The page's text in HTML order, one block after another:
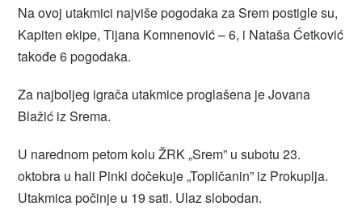
Na ovoj utakmici najviše pogodaka za Srem postigle su,
Kapiten ekipe, Tijana Komnenović – 6, i Nataša Ćetković
takođe 6 pogodaka.
Za najboljeg igrača utakmice proglašena je Jovana
Blažić iz Srema.
U narednom petom kolu ŽRK „Srem” u subotu 23.
oktobra u hali Pinki dočekuje „Topličanin” iz Prokuplja.
Utakmica počinje u 19 sati. Ulaz slobodan.